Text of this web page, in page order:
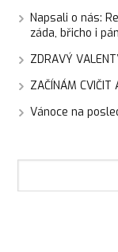
Napsali o nás:
záda, břicho i
ZDRAVÝ
ZAČÍNÁM CVIČIT
Vánoce na